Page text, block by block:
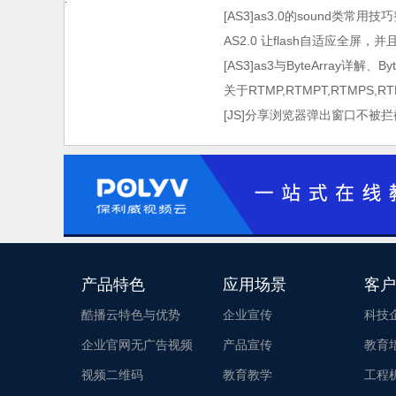
[AS3]as3.0的sound类常用技巧
AS2.0 让flash自适应全屏，并
[AS3]as3与ByteArray详解、
关于
[JS]分享浏览器弹出窗口不被
产品特色
酷播云特色与优势
企业官网无广告视频
视频二维码
应用场景
企业宣传
产品宣传
教育教学
客
科技
教育
工程